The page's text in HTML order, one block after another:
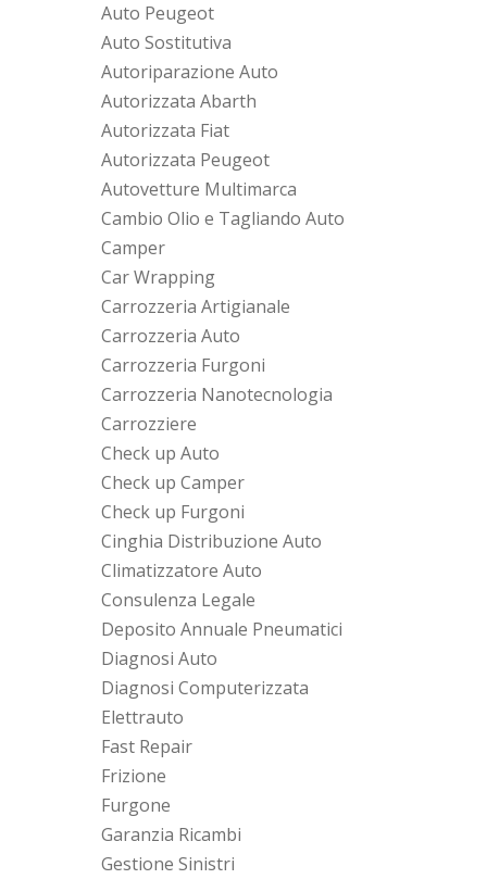
Auto Peugeot
Auto Sostitutiva
Autoriparazione Auto
Autorizzata Abarth
Autorizzata Fiat
Autorizzata Peugeot
Autovetture Multimarca
Cambio Olio e Tagliando Auto
Camper
Car Wrapping
Carrozzeria Artigianale
Carrozzeria Auto
Carrozzeria Furgoni
Carrozzeria Nanotecnologia
Carrozziere
Check up Auto
Check up Camper
Check up Furgoni
Cinghia Distribuzione Auto
Climatizzatore Auto
Consulenza Legale
Deposito Annuale Pneumatici
Diagnosi Auto
Diagnosi Computerizzata
Elettrauto
Fast Repair
Frizione
Furgone
Garanzia Ricambi
Gestione Sinistri